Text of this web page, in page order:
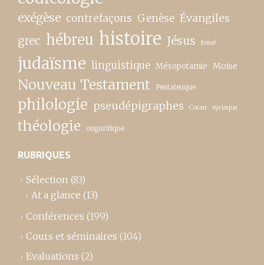
exégèse contrefaçons Genèse Évangiles
grec hébreu histoire Jésus Josué
judaïsme linguistique Mésopotamie Moïse
Nouveau Testament Pentateuque
philologie pseudépigraphes Coran syriaque
théologie ougaritique
RUBRIQUES
Sélection (83)
At a glance (13)
Conférences (199)
Cours et séminaires (104)
Evaluations (2)